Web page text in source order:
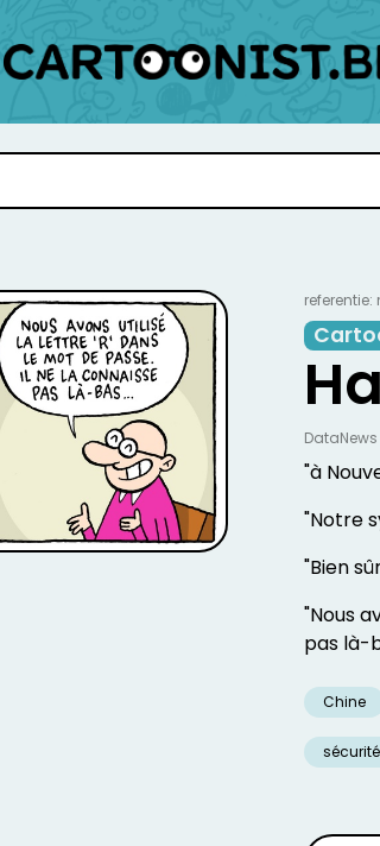
referentie:
"à
"Notre
"Bien
"Nous
pas là-
Chine
sécurité